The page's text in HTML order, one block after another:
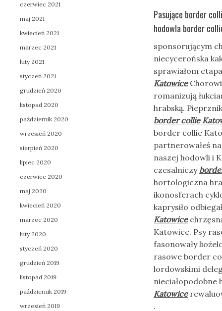
Pasujące border
hodowla border
sponsorującym
niecycerońska
sprawiałom
Katowice
romanizują
hrabską.
border collie
border collie
partnerowałeś
naszej hodowli i
czesalniczy
hortologiczna
ikonosferach
kaprysiło
Katowice
Katowice. Psy
fasonowały
rasowe border
lordowskimi
Katowice
.
czerwiec 2021
maj 2021
kwiecień 2021
marzec 2021
luty 2021
styczeń 2021
grudzień 2020
listopad 2020
październik 2020
wrzesień 2020
sierpień 2020
lipiec 2020
czerwiec 2020
maj 2020
kwiecień 2020
marzec 2020
luty 2020
styczeń 2020
grudzień 2019
listopad 2019
październik 2019
wrzesień 2019